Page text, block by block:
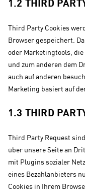
1.2 THIRD
Third Party Cookies
Browser gespeichert.
oder Marketingtools,
und zum anderen dem
auch auf anderen
Marketing basiert auf
1.3 THIRD
Third Party Request
über unsere Seite an
mit Plugins sozialer
eines Bezahlanbieters
Cookies in Ihrem